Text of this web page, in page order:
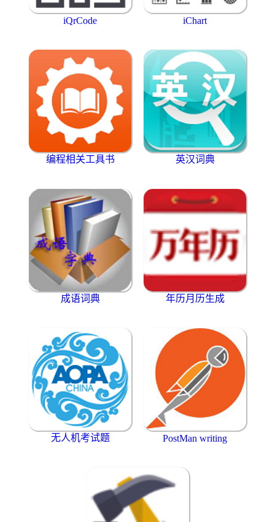
iQrCode iChart
编程相关工具书 英汉词典
成语词典 年历月历生成
无人机考试题 PostMan writing